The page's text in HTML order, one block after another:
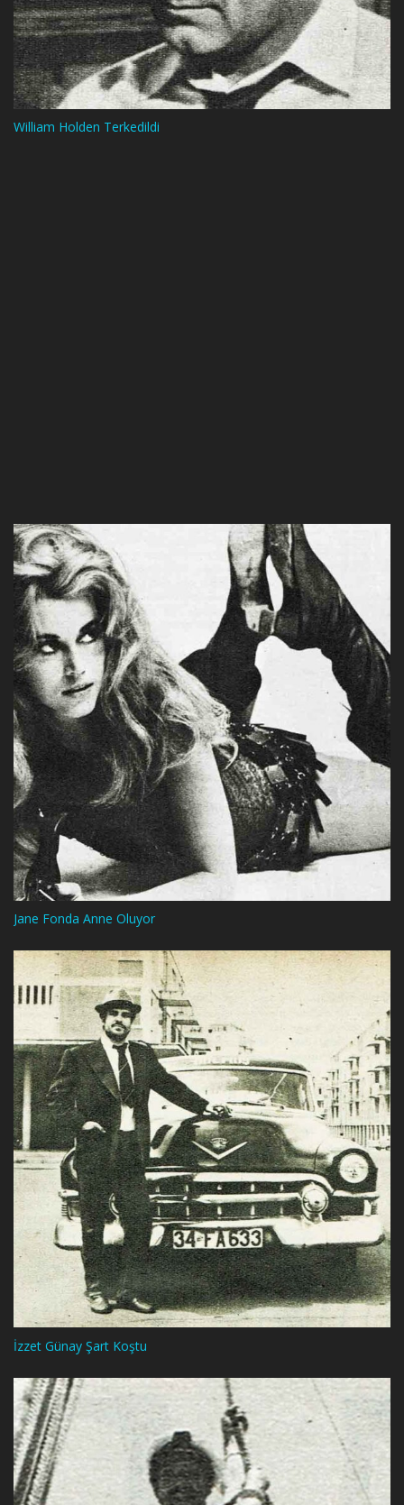
William Holden Terkedildi
Jane Fonda Anne Oluyor
İzzet Günay Şart Koştu